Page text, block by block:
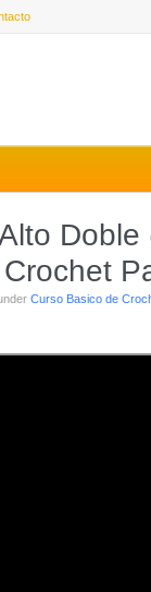
Curso Basico de